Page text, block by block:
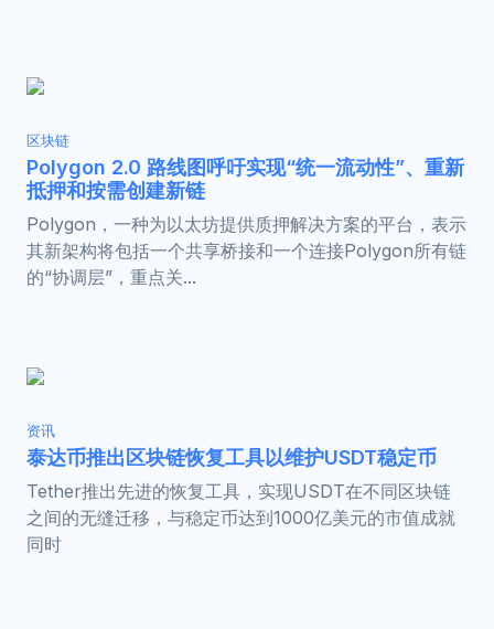
区块链
Polygon 2.0 路线图呼吁实现“统一流动性”、重新
抵押和按需创建新链
Polygon，一种为以太坊提供质押解决方案的平台，表示
其新架构将包括一个共享桥接和一个连接Polygon所有链
的“协调层”，重点关...
资讯
泰达币推出区块链恢复工具以维护USDT稳定币
Tether推出先进的恢复工具，实现USDT在不同区块链
之间的无缝迁移，与稳定币达到1000亿美元的市值成就
同时